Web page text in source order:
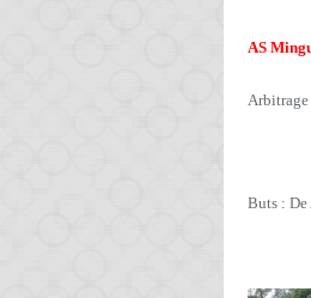
AS
Buts :